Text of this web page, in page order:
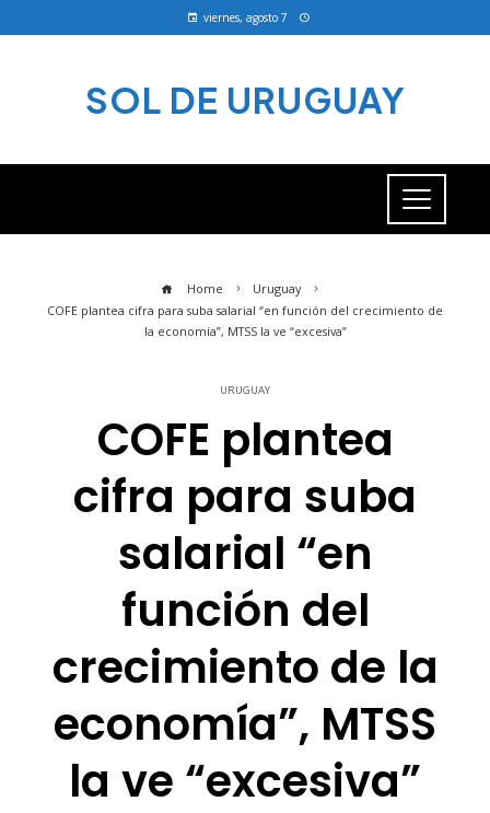
viernes, agosto 7
SOL DE URUGUAY
Home
Uruguay
COFE plantea cifra para suba salarial “en función del crecimiento de
la economía”, MTSS la ve “excesiva”
URUGUAY
COFE plantea
cifra para suba
salarial “en
función del
crecimiento de la
economía”, MTSS
la ve “excesiva”